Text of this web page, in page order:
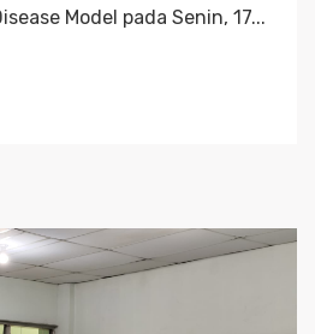
Model pada Senin, 17...